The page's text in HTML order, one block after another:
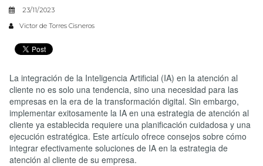
23/11/2023
Victor de Torres Cisneros
La integración de la Inteligencia Artificial (IA) en la atención al
cliente no es solo una tendencia, sino una necesidad para las
empresas en la era de la transformación digital. Sin embargo,
implementar exitosamente la IA en una estrategia de atención al
cliente ya establecida requiere una planificación cuidadosa y una
ejecución estratégica. Este artículo ofrece consejos sobre cómo
integrar efectivamente soluciones de IA en la estrategia de
atención al cliente de su empresa.